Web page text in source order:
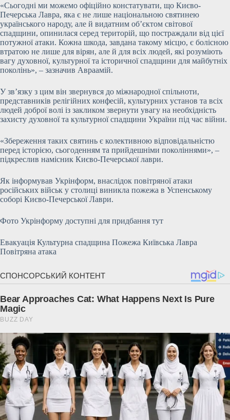
«Сьогодні ми можемо офіційно констатувати, що Києво-
Печерська Лавра, яка є не лише національною святинею
українського народу, але й видатним об’єктом світової
спадщини, опинилася серед територій, що постраждали від цієї
потужної атаки. Кожна шкода, завдана такому місцю, є болісною
втратою не лише для вірян, але й для всіх людей, які розуміють
вагу духовної, культурної та історичної спадщини для майбутніх
поколінь», – зазначив Авраамій.
У зв’язку з цим він звернувся до міжнародної спільноти,
представників релігійних конфесій, культурних установ та всіх
людей доброї волі із закликом звернути увагу на необхідність
захисту духовної та культурної спадщини України під час війни.
«Збереження таких святинь є колективною відповідальністю
перед історією, сьогоденням та прийдешніми поколіннями», –
підкреслив намісник Києво-Печерської лаври.
Як інформував Укрінформ, внаслідок повітряної атаки
російських військ у столиці виникла пожежа в Успенському
соборі Києво-Печерської Лаври.
Фото Укрінформу доступні для придбання тут
Евакуація Культурна спадщина Пожежа Київська Лавра
Повітряна атака